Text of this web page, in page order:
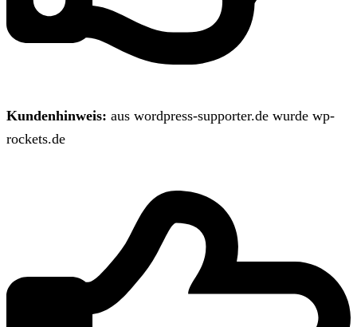
Kundenhinweis: aus wordpress-supporter.de wurde wp-
rockets.de